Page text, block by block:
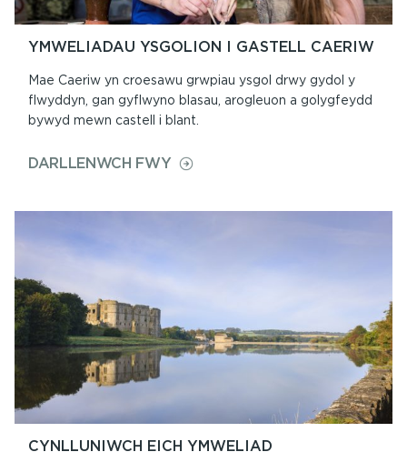
YMWELIADAU YSGOLION I GASTELL CAERIW
Mae Caeriw yn croesawu grwpiau ysgol drwy gydol y
flwyddyn, gan gyflwyno blasau, arogleuon a golygfeydd
bywyd mewn castell i blant.
DARLLENWCH FWYON
I
CYNLLUNIWCH EICH YMWELIAD